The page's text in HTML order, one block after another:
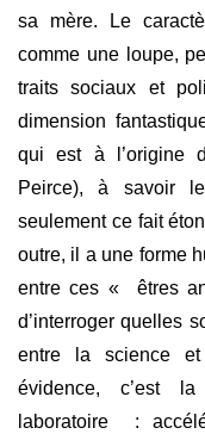
sa mère. Le
comme une loupe,
traits sociaux et
dimension
qui est à l’origine
Peirce), à savoir
seulement ce fait
outre, il a une forme
entre ces « êtres
d’interroger quelles
entre la science
évidence, c’est
laboratoire :